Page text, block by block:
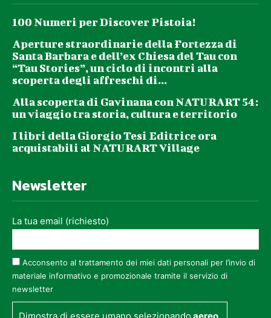
100 Numeri per Discover Pistoia!
Aperture straordinarie della Fortezza di
Santa Barbara e dell’ex Chiesa del Tau con
“Tau Stories”, un ciclo di incontri alla
scoperta degli affreschi di...
Alla scoperta di Gavinana con NATURART 54:
un viaggio tra storia, cultura e territorio
I libri della Giorgio Tesi Editrice ora
acquistabili al NATURART Village
Newsletter
La tua email (richiesto)
Acconsento al trattamento dei miei dati personali per l’invio di
materiale informativo e promozionale tramite il servizio di
newsletter